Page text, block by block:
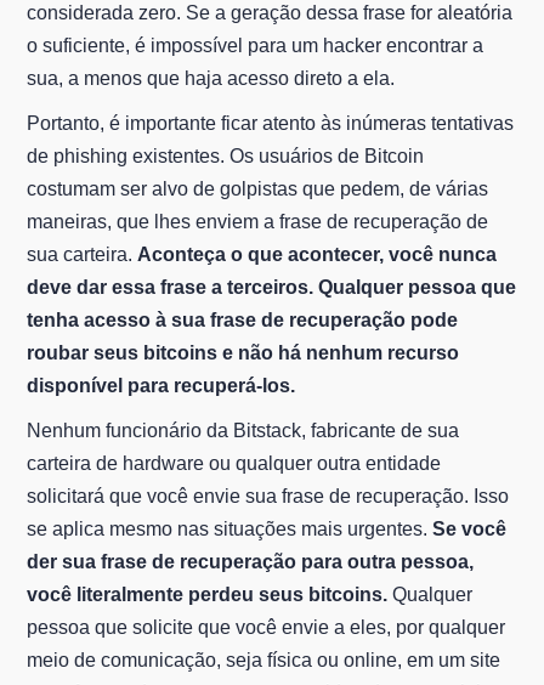
considerada zero. Se a geração dessa frase for aleatória
o suficiente, é impossível para um hacker encontrar a
sua, a menos que haja acesso direto a ela.
Portanto, é importante ficar atento às inúmeras tentativas
de phishing existentes. Os usuários de Bitcoin
costumam ser alvo de golpistas que pedem, de várias
maneiras, que lhes enviem a frase de recuperação de
sua carteira. Aconteça o que acontecer, você nunca
deve dar essa frase a terceiros. Qualquer pessoa que
tenha acesso à sua frase de recuperação pode
roubar seus bitcoins e não há nenhum recurso
disponível para recuperá-los.
Nenhum funcionário da Bitstack, fabricante de sua
carteira de hardware ou qualquer outra entidade
solicitará que você envie sua frase de recuperação. Isso
se aplica mesmo nas situações mais urgentes.Se você
der sua frase de recuperação para outra pessoa,
você literalmente perdeu seus bitcoins.Qualquer
pessoa que solicite que você envie a eles, por qualquer
meio de comunicação, seja física ou online, em um site